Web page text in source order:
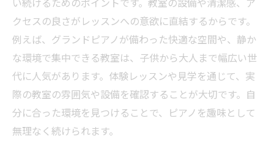
い続けるためのポイントです。教室の設備や清潔感、ア
クセスの良さがレッスンへの意欲に直結するからです。
例えば、グランドピアノが備わった快適な空間や、静か
な環境で集中できる教室は、子供から大人まで幅広い世
代に人気があります。体験レッスンや見学を通じて、実
際の教室の雰囲気や設備を確認することが大切です。自
分に合った環境を見つけることで、ピアノを趣味として
無理なく続けられます。